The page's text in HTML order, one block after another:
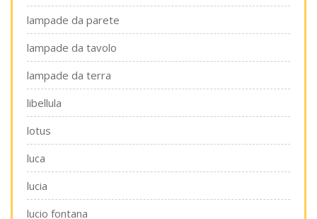
lampade da parete
lampade da tavolo
lampade da terra
libellula
lotus
luca
lucia
lucio fontana